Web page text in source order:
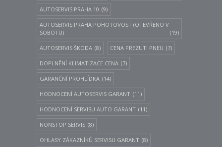
AUTOSERVIS PRAHA 10 (9)
AUTOSERVIS PRAHA POHOTOVOST (OTEVŘENO V
SOBOTU)
(19)
AUTOSERVIS ŠKODA (8) CENA PREZUTI PNEU (7)
DOPLNĚNÍ KLIMATIZACE CENA (7)
GARANČNÍ PROHLÍDKA (14)
HODNOCENÍ AUTOSERVIS GARANT (11)
HODNOCENÍ SERVISU AUTO GARANT (11)
NONSTOP SERVIS (8)
OHLASY ZÁKAZNÍKŮ SERVISU GARANT (8)